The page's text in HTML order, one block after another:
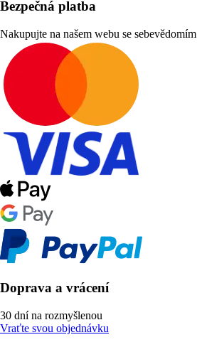
Bezpečná platba
Nakupujte na našem webu se sebevědomím
Doprava a vrácení
30 dní na rozmyšlenou
Vraťte svou objednávku